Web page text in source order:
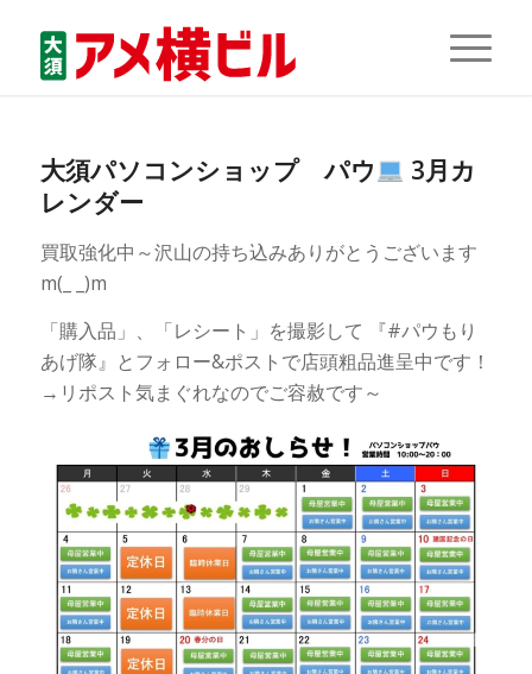
大須パソコンショップ パウ
3月カ
レンダー
買取強化中～沢山の持ち込みありがとうございます
m(_ _)m
「購入品」、「レシート」を撮影して 『#パウもり
あげ隊』とフォロー&ポストで店頭粗品進呈中です！
→リポスト気まぐれなのでご容赦です～